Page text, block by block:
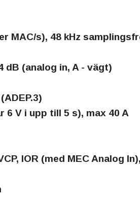
MAC/s), 48 kHz
dB (analog in, A - vägt)
6 V i upp till 5 s), max 40 A
IOR (med MEC Analog